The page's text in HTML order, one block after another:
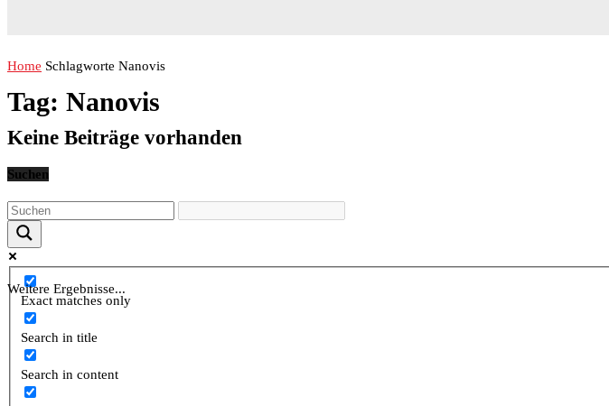
Home Schlagworte Nanovis
Tag: Nanovis
Keine Beiträge vorhanden
Suchen
Weitere Ergebnisse...
Exact matches only
Search in title
Search in content